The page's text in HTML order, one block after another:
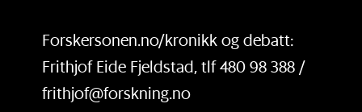
Forskersonen.no/kronikk og debatt:
Frithjof Eide Fjeldstad, tlf 480 98 388 /
frithjof@forskning.no